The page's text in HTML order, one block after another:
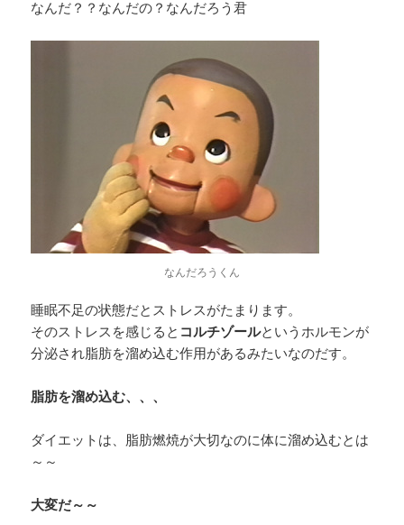
なんだ？？なんだの？なんだろう君
なんだろうくん
睡眠不足の状態だとストレスがたまります。
そのストレスを感じると コルチゾールというホルモンが
分泌され脂肪を溜め込む作用があるみたいなのだす。
脂肪を溜め込む、、、
ダイエットは、脂肪燃焼が大切なのに体に溜め込むとは
～～
大変だ～～